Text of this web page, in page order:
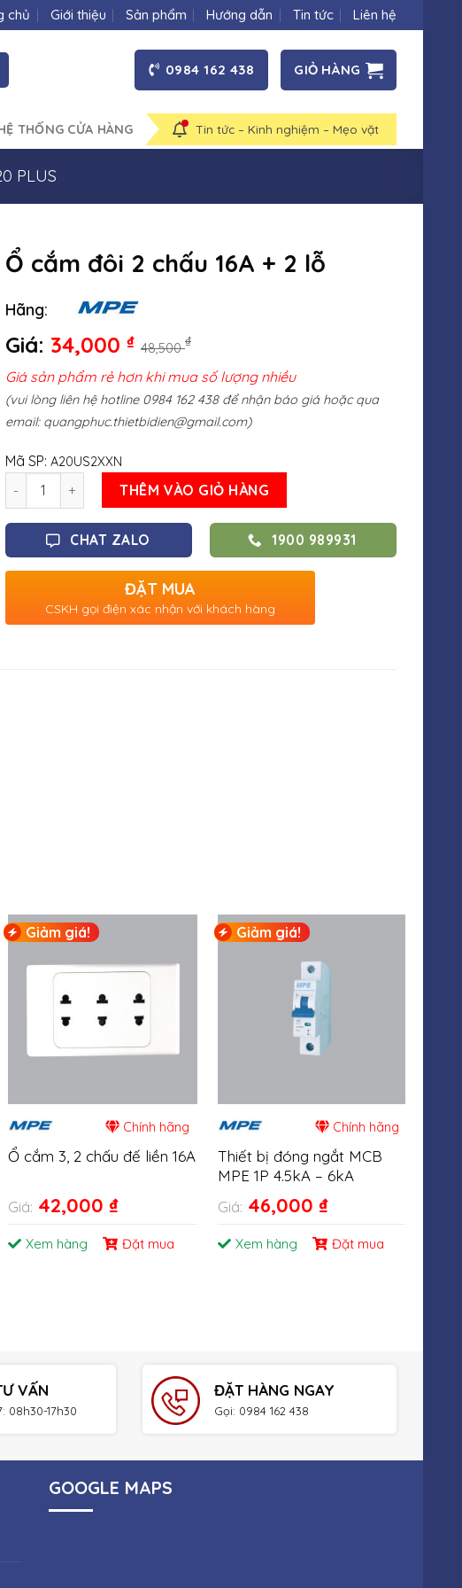
chủ Giới thiệu Sản phẩm Hướng dẫn Tin tức Liên hệ
0984 162 438 GIỎ HÀNG
THỐNG CỬA HÀNG Tin tức – Kinh nghiệm – Mẹo vặt
PLUS
Ổ cắm đôi 2 chấu 16A + 2 lỗ
Giá: 48,500₫
34,000 ₫
Hãng:
Giá sản phẩm rẻ hơn khi mua số lượng nhiều
(vui lòng liên hệ hotline 0984 162 438 để nhận báo giá hoặc qua
email: quangphuc.thietbidien@gmail.com)
Mã SP: A20US2XXN
Số lượng
THÊM VÀO GIỎ HÀNG
CHAT ZALO 1900 989931
ĐẶT MUA
CSKH gọi điện xác nhận với khách hàng
Giảm giá!
Chính hãng
Ổ cắm 3, 2 chấu đế liền 16A
Giá: 42,000 ₫
Xem hàng Đặt mua
Giảm giá!
Chính hãng
Thiết bị đóng ngắt MCB
MPE 1P 4.5kA – 6kA
Giá: 46,000 ₫
Xem hàng Đặt mua
VẤN
08h30-17h30
ĐẶT HÀNG NGAY
Gọi: 0984 162 438
GOOGLE MAPS